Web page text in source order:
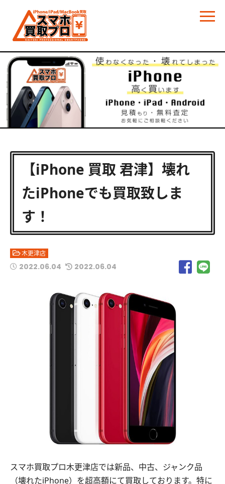
【iPhone 買取 君津】壊れ
たiPhoneでも買取致しま
す！
木更津店
2022.06.04 2022.06.04
スマホ買取プロ木更津店では新品、中古、ジャンク品
（壊れたiPhone）を超高額にて買取しております。特に